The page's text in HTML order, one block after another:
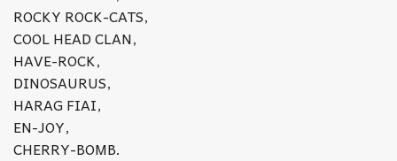
ROCKY ROCK-CATS,
COOL HEAD CLAN,
HAVE-ROCK,
DINOSAURUS,
HARAG FIAI,
EN-JOY,
CHERRY-BOMB.